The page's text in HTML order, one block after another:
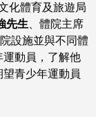
文化體育及旅遊局
先生 、體院主席
設施並與不同體
動員，了解他
青少年運動員